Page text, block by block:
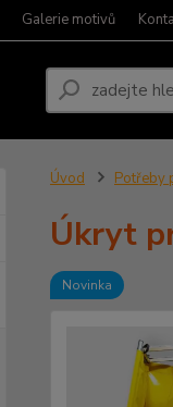
Galerie motivů
Úvod Potřeby
Úkryt
Novinka